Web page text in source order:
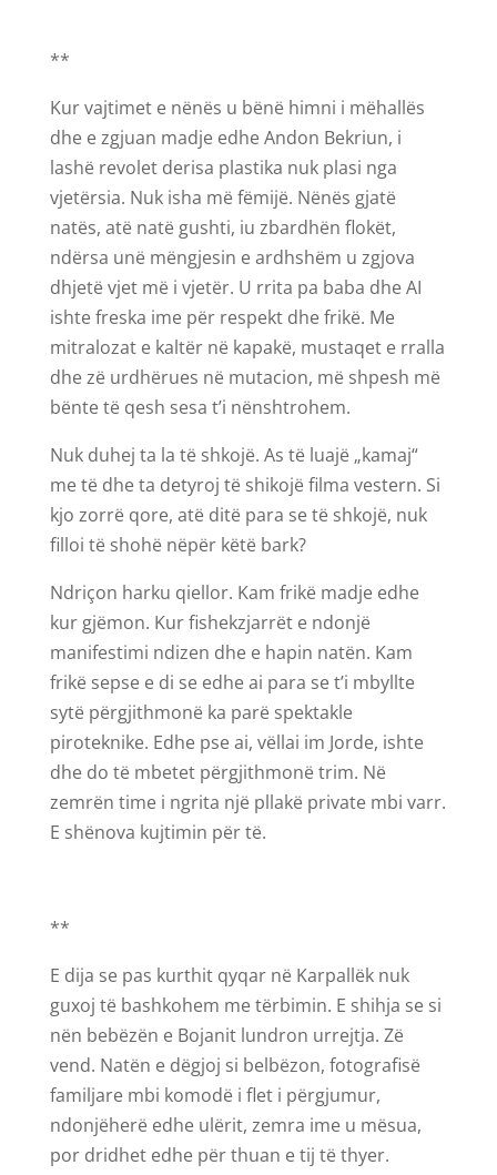
**
Kur vajtimet e nënës u bënë himni i mëhallës
dhe e zgjuan madje edhe Andon Bekriun, i
lashë revolet derisa plastika nuk plasi nga
vjetërsia. Nuk isha më fëmijë. Nënës gjatë
natës, atë natë gushti, iu zbardhën flokët,
ndërsa unë mëngjesin e ardhshëm u zgjova
dhjetë vjet më i vjetër. U rrita pa baba dhe AI
ishte freska ime për respekt dhe frikë. Me
mitralozat e kaltër në kapakë, mustaqet e rralla
dhe zë urdhërues në mutacion, më shpesh më
bënte të qesh sesa t’i nënshtrohem.
Nuk duhej ta la të shkojë. As të luajë „kamaj“
me të dhe ta detyroj të shikojë filma vestern. Si
kjo zorrë qore, atë ditë para se të shkojë, nuk
filloi të shohë nëpër këtë bark?
Ndriçon harku qiellor. Kam frikë madje edhe
kur gjëmon. Kur fishekzjarrët e ndonjë
manifestimi ndizen dhe e hapin natën. Kam
frikë sepse e di se edhe ai para se t’i mbyllte
sytë përgjithmonë ka parë spektakle
piroteknike. Edhe pse ai, vëllai im Jorde, ishte
dhe do të mbetet përgjithmonë trim. Në
zemrën time i ngrita një pllakë private mbi varr.
E shënova kujtimin për të.
**
E dija se pas kurthit qyqar në Karpallëk nuk
guxoj të bashkohem me tërbimin. E shihja se si
nën bebëzën e Bojanit lundron urrejtja. Zë
vend. Natën e dëgjoj si belbëzon, fotografisë
familjare mbi komodë i flet i përgjumur,
ndonjëherë edhe ulërit, zemra ime u mësua,
por dridhet edhe për thuan e tij të thyer.